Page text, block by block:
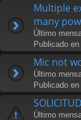
Multiple
many
Último
Publicado en
Mic not
Último
Publicado en
Último